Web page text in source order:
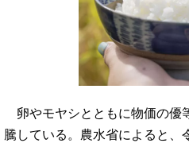
卵やモヤシとともに物価の優
騰している。農水省によると、